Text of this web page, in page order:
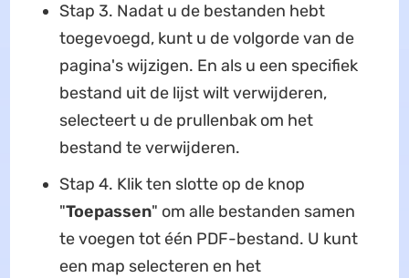
Stap 3. Nadat u de bestanden hebt
toegevoegd, kunt u de volgorde van de
pagina's wijzigen. En als u een specifiek
bestand uit de lijst wilt verwijderen,
selecteert u de prullenbak om het
bestand te verwijderen.
Stap 4. Klik ten slotte op de knop
"Toepassen" om alle bestanden samen
te voegen tot één PDF-bestand. U kunt
een map selecteren en het